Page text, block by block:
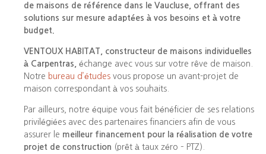
de maisons de référence dans le Vaucluse, offrant des
solutions sur mesure adaptées à vos besoins et à votre
budget.
VENTOUX HABITAT, constructeur de maisons individuelles
à Carpentras,
échange avec vous sur votre rêve de maison.
Notre bureau d’études vous propose un avant-projet de
maison correspondant à vos souhaits.
Par ailleurs, notre équipe vous fait bénéficier de ses relations
privilégiées avec des partenaires financiers afin de vous
assurer le meilleur financement pour la réalisation de votre
projet de construction (prêt à taux zéro – PTZ).